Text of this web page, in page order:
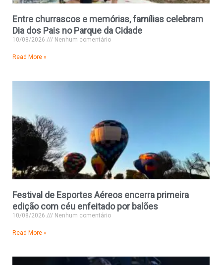
Entre churrascos e memórias, famílias celebram
Dia dos Pais no Parque da Cidade
10/08/2026 Nenhum comentário
Read More »
Festival de Esportes Aéreos encerra primeira
edição com céu enfeitado por balões
10/08/2026 Nenhum comentário
Read More »